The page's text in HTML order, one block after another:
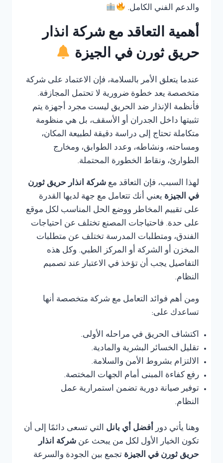
والدعم الفني الكامل.
أهمية التعاقد مع شركة انذار
حريق ثورن في الجيزة
عندما يتعلق الأمر بالسلامة، فإن الاعتماد على شركة
متخصصة يعد خطوة ضرورية لا تحتمل المجازفة.
فأنظمة الإنذار ضد الحريق ليست مجرد أجهزة يتم
تثبيتها داخل الجدران أو الأسقف، بل هي منظومة
متكاملة تحتاج إلى دراسة دقيقة لطبيعة المكان،
ومساحته، ونشاطه، وعدد الطوابق، ومخارج
الطوارئ، ونقاط الخطورة المحتملة.
لهذا السبب، فإن التعاقد مع شركة انذار حريق ثورن
في الجيزة يعني أنك تتعامل مع جهة لديها القدرة
على تقييم المخاطر ووضع الحل المناسب لكل موقع
على حدة. فاحتياجات المصنع تختلف عن احتياجات
الفندق، ومتطلبات المدرسة تختلف عن متطلبات
المخزن أو الشركة أو المركز الطبي. وكل هذه
التفاصيل يجب أن تؤخذ في الاعتبار عند تصميم
النظام.
ومن أهم فوائد التعامل مع شركة متخصصة أنها
تساعدك على:
اكتشاف الحريق في مراحله الأولى.
تقليل الخسائر البشرية والمادية.
الالتزام بشروط الأمن والسلامة.
رفع كفاءة المبنى أمام الجهات المختصة.
توفير صيانة دورية تضمن استمرارية عمل
النظام.
وهنا يأتي دور أفضل أي بانل التي تسعى دائمًا إلى أن
تكون الخيار الأول لكل من يبحث عن شركة انذار
حريق ثورن في الجيزة تجمع بين الجودة والسرعة